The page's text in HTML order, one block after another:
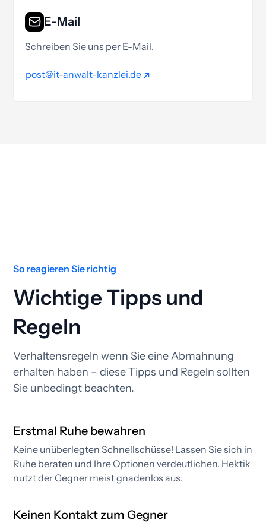
E-Mail
Schreiben Sie uns per E-Mail.
post@it-anwalt-kanzlei.de
So reagieren Sie richtig
Wichtige Tipps und
Regeln
Verhaltensregeln wenn Sie eine Abmahnung
erhalten haben – diese Tipps und Regeln sollten
Sie unbedingt beachten.
Erstmal Ruhe bewahren
Keine unüberlegten Schnellschüsse! Lassen Sie sich in
Ruhe beraten und Ihre Optionen verdeutlichen. Hektik
nutzt der Gegner meist gnadenlos aus.
Keinen Kontakt zum Gegner